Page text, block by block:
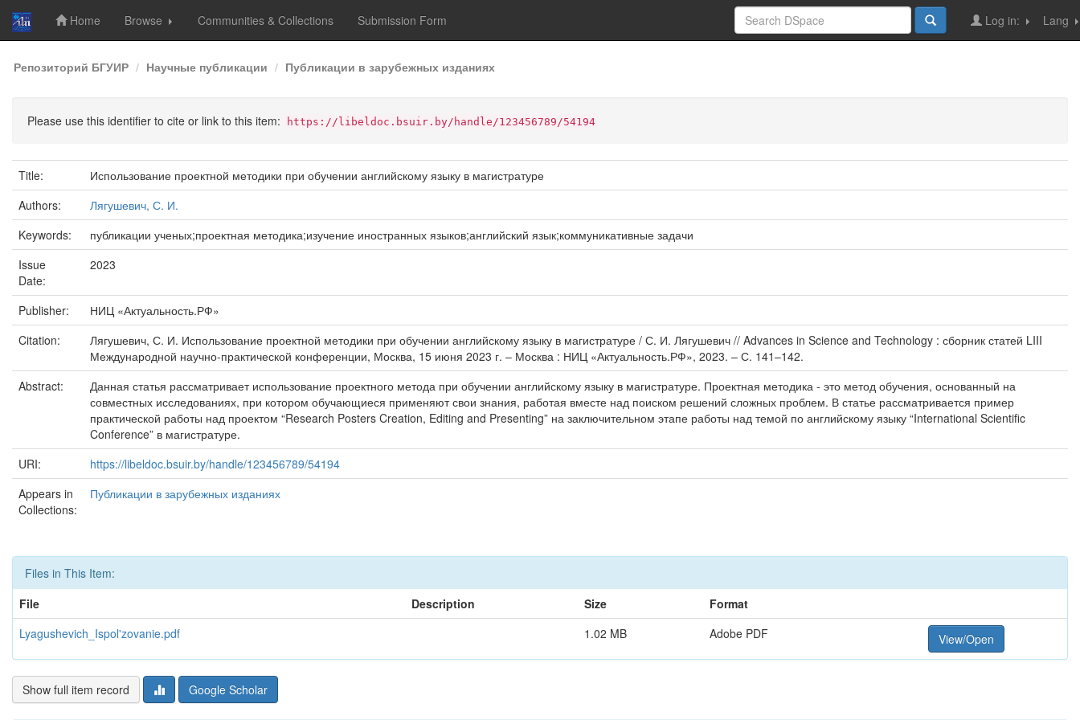
Skip
navigation
Home Browse Communities & Collections Submission Form Lang
Log in:
Репозиторий БГУИР Научные публикации Публикации в зарубежных изданиях
Please use this identifier to cite or link to this item: https://libeldoc.bsuir.by/handle/123456789/54194
Title:
Использование проектной методики при обучении английскому языку в магистратуре
Authors:
Лягушевич, С. И.
Keywords:
публикации ученых;проектная методика;изучение иностранных языков;английский язык;коммуникативные задачи
Issue
Date:
2023
Publisher:
НИЦ «Актуальность.РФ»
Citation:
Лягушевич, С. И. Использование проектной методики при обучении английскому языку в магистратуре / С. И. Лягушевич // Advances in Science and Technology : сборник статей LIII
Международной научно-практической конференции, Москва, 15 июня 2023 г. – Москва : НИЦ «Актуальность.РФ», 2023. – С. 141–142.
Abstract:
Данная статья рассматривает использование проектного метода при обучении английскому языку в магистратуре. Проектная методика - это метод обучения, основанный на
совместных исследованиях, при котором обучающиеся применяют свои знания, работая вместе над поиском решений сложных проблем. В статье рассматривается пример
практической работы над проектом “Research Posters Creation, Editing and Presenting” на заключительном этапе работы над темой по английскому языку “International Scientific
Conference” в магистратуре.
URI:
https://libeldoc.bsuir.by/handle/123456789/54194
Appears in
Collections:
Публикации в зарубежных изданиях
Files in This Item:
File
Description Size
Format
Lyagushevich_Ispol'zovanie.pdf
1.02 MB Adobe PDF View/Open
Show full item record Google Scholar